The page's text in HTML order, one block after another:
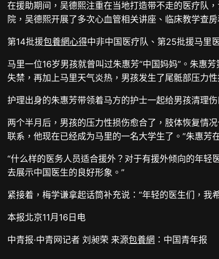
在援助期间，吴德熙注重在当地打造带不走的医疗队
院，吴德熙开展了多次心血管相关讲座、临床教学查
第14批援包養網心得中非中国医疗队、第25批援马里
马里一位16岁男孩就曾叫过朱惠芳“中国妈妈”。朱惠
失禁，再加上马里天气炎热，男孩发生了尾骶部压力
护理出身的朱惠芳带领着马方的护士一起给男孩清理
两个半月后，男孩的压力性损伤愈合了，肢体恢复情
联系，他现在已经成为马里的一名大学生了。”朱惠芳
“什么样的医务人员适合援外？对于有援外倾向的年轻
去展示中国医生的良好形象。”
紧接着，梅学谦拿起话筒补充说：“年轻的医生们，
本报北京11月16日电
中青报·中青网记者 刘昶荣 来源包養網 ：中国青年报